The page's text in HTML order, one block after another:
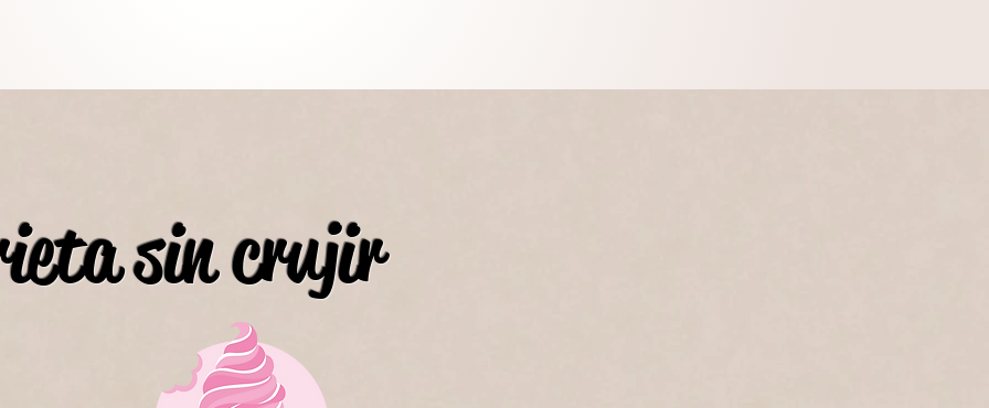
sin crujir